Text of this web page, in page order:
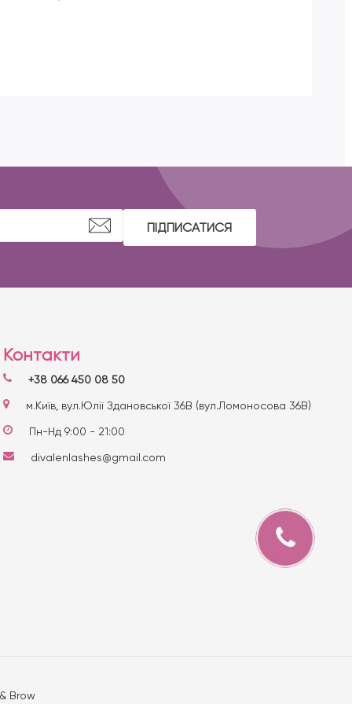
ПІДПИСАТИСЯ
Контакти
+38 066 450 08 50
м.Київ, вул.Юлії Здановської 36В (вул.Ломоносова 36В)
Пн-Нд 9:00 - 21:00
divalenlashes@gmail.com
Brow